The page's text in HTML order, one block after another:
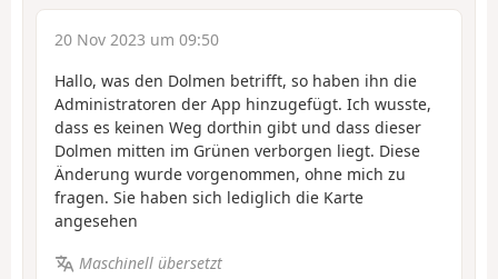
20 Nov 2023 um 09:50
Hallo, was den Dolmen betrifft, so haben ihn die
Administratoren der App hinzugefügt. Ich wusste,
dass es keinen Weg dorthin gibt und dass dieser
Dolmen mitten im Grünen verborgen liegt. Diese
Änderung wurde vorgenommen, ohne mich zu
fragen. Sie haben sich lediglich die Karte
angesehen
Maschinell übersetzt